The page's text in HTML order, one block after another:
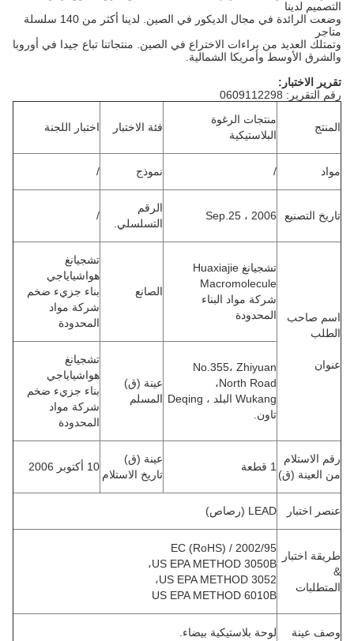
التصميم لدينا
وضعت الرائدة في مجال الديكور في الصين.
لدينا أكثر من 140 سلسلة
متاجر
وتمتلك العديد من براءات الاختراع في الصين.
منتجاتنا تباع جيدا في أوروبا
والشرق الأوسط وأمريكا الشمالية.
تقرير الاختبار:
رقم التقرير: 0609112298
المنتج
منتجات الرغوة
البلاستيكية
فئة الاختبار اختبار اللجنة
مواد نموذج
تاريخ التصنيع Sep.25 ، 2006
الرقم
التسلسلي.
اسم صاحب
الطلب
عنوان
تشجيانغ Huaxiajie
Macromolecule
شركة مواد البناء
المحدودة
الصانع
تشجيانغ
هواشياياجي
بناء جزيء ضخم
شركة مواد
المحدودة
No.355، Zhiyuan
North Road،
Wukang البلد ، Deqing
تاون.
عينة (ق)
المسلم
تشجيانغ
هواشياياجي
بناء جزيء ضخم
شركة مواد
المحدودة
رقم الاستلام
من العينة (ق)
عينة (ق)
تاريخ الاستلام
10 أكتوبر 2006
عنصر اختبار LEAD (رصاص)
طريقة اختبار
&
المتطلبات
2002/95 / EC (RoHS)
US EPA METHOD 3050B،
US EPA METHOD 3052،
US EPA METHOD 6010B
وصف عينة
لوحة بلاستيكية بيضاء.